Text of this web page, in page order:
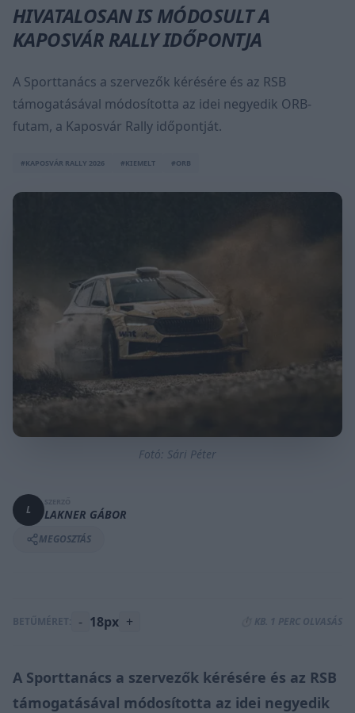
HIVATALOSAN IS MÓDOSULT A
KAPOSVÁR RALLY IDŐPONTJA
A Sporttanács a szervezők kérésére és az RSB
támogatásával módosította az idei negyedik ORB-
futam, a Kaposvár Rally időpontját.
#KAPOSVÁR RALLY 2026 #KIEMELT #ORB
Fotó: Sári Péter
L LAKNER GÁBOR
MEGOSZTÁS
BETŰMÉRET: - 18px + ⏱️ KB. 1 PERC OLVASÁS
A Sporttanács a szervezők kérésére és az RSB
támogatásával módosította az idei negyedik